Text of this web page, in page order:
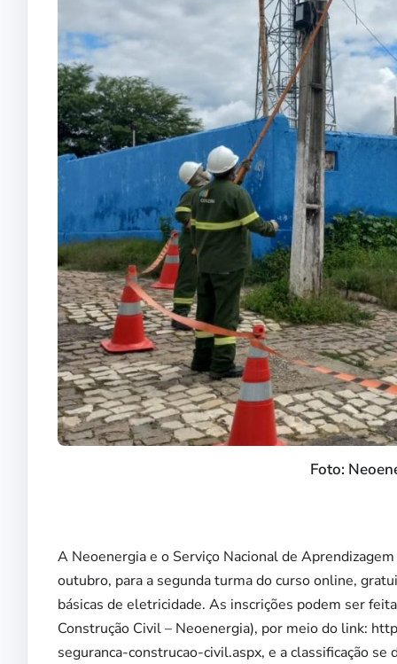
Foto:
A Neoenergia e o Serviço Nacional de
outubro, para a segunda turma do curso online,
básicas de eletricidade. As inscrições podem ser
Construção Civil – Neoenergia), por meio do link:
seguranca-construcao-civil.aspx, e a classificação se